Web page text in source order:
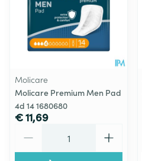
Molicare
Molicare Premium Men Pad
4d 14 1680680
€ 11,69